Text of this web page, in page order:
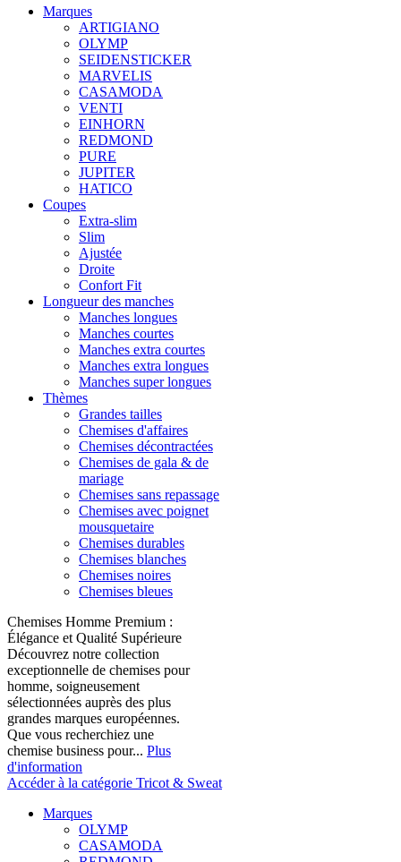
Marques
ARTIGIANO
OLYMP
SEIDENSTICKER
MARVELIS
CASAMODA
VENTI
EINHORN
REDMOND
PURE
JUPITER
HATICO
Coupes
Extra-slim
Slim
Ajustée
Droite
Confort Fit
Longueur des manches
Manches longues
Manches courtes
Manches extra courtes
Manches extra longues
Manches super longues
Thèmes
Grandes tailles
Chemises d'affaires
Chemises décontractées
Chemises de gala & de
mariage
Chemises sans repassage
Chemises avec poignet
mousquetaire
Chemises durables
Chemises blanches
Chemises noires
Chemises bleues
Chemises Homme Premium :
Élégance et Qualité Supérieure
Découvrez notre collection
exceptionnelle de chemises pour
homme, soigneusement
sélectionnées auprès des plus
grandes marques européennes.
Que vous recherchiez une
chemise business pour... Plus
d'information
Accéder à la catégorie Tricot & Sweat
Marques
OLYMP
CASAMODA